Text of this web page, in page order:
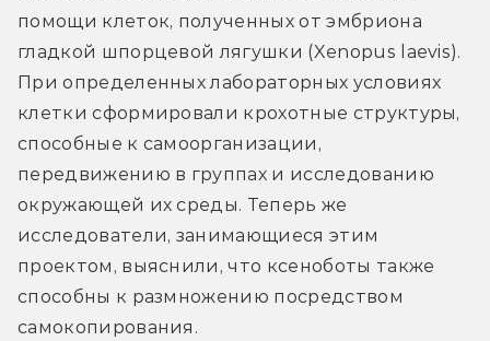
помощи клеток, полученных от эмбриона
гладкой шпорцевой лягушки (Xenopus laevis).
При определенных лабораторных условиях
клетки сформировали крохотные структуры,
способные к самоорганизации,
передвижению в группах и исследованию
окружающей их среды. Теперь же
исследователи, занимающиеся этим
проектом, выяснили, что ксеноботы также
способны к размножению посредством
самокопирования.